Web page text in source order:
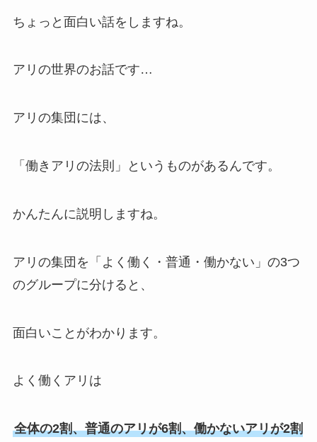
ちょっと面白い話をしますね。
アリの世界のお話です…
アリの集団には、
「働きアリの法則」というものがあるんです。
かんたんに説明しますね。
アリの集団を「よく働く・普通・働かない」の3つ
のグループに分けると、
面白いことがわかります。
よく働くアリは
全体の2割、普通のアリが6割、働かないアリが2割